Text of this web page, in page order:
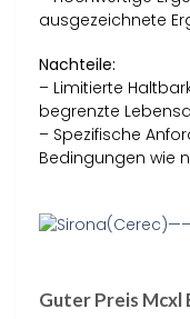
ausgezeichnete
Nachteile:
– Limitierte
begrenzte
– Spezifische
Bedingungen wie
Guter Preis Mcxl